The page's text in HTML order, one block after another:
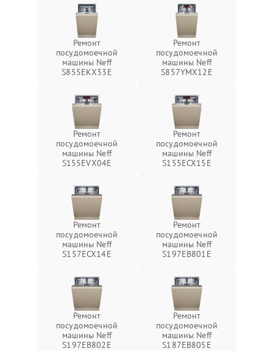
Ремонт
посудомоечной
машины Neff
S855EKX33E
Ремонт
посудомоечной
машины Neff
S857YMX12E
Ремонт
посудомоечной
машины Neff
S155EVX04E
Ремонт
посудомоечной
машины Neff
S155ECX15E
Ремонт
посудомоечной
машины Neff
S157ECX14E
Ремонт
посудомоечной
машины Neff
S197EB801E
Ремонт
посудомоечной
машины Neff
S197EB802E
Ремонт
посудомоечной
машины Neff
S187EB805E